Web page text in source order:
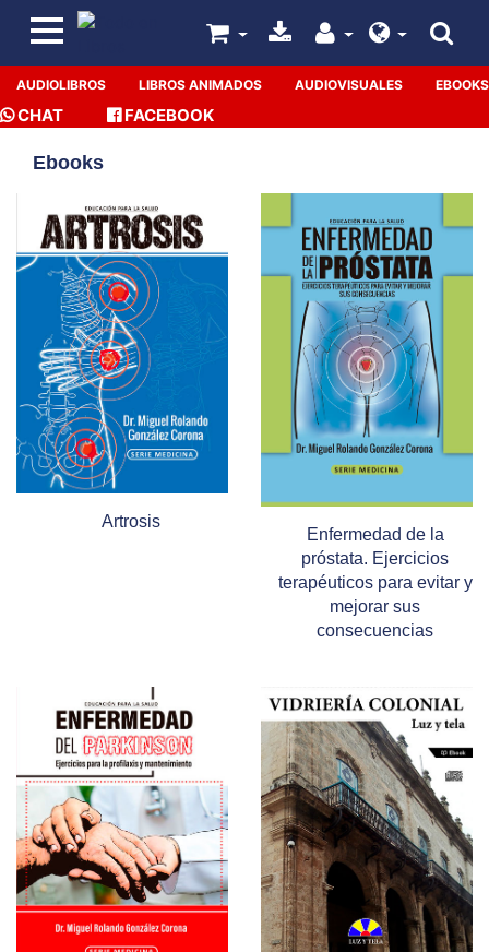
AUDIOLIBROS LIBROS ANIMADOS AUDIOVISUALES EBOOKS
CHAT FACEBOOK
Ebooks
Artrosis
Enfermedad de la
próstata. Ejercicios
terapéuticos para evitar y
mejorar sus
consecuencias